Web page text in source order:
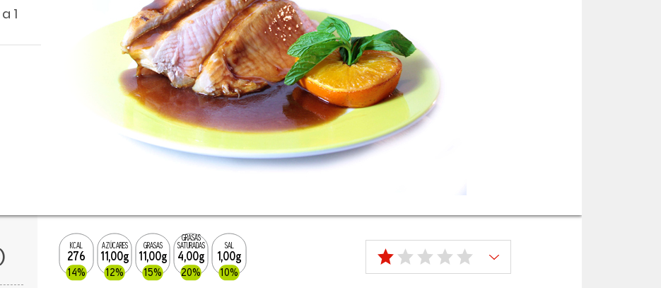
1
KCAL
276
14%
AZÚCARES
11,00g
12%
GRASAS
11,00g
15%
GRASAS
SATURADAS
4,00g
20%
SAL
1,00g
10%